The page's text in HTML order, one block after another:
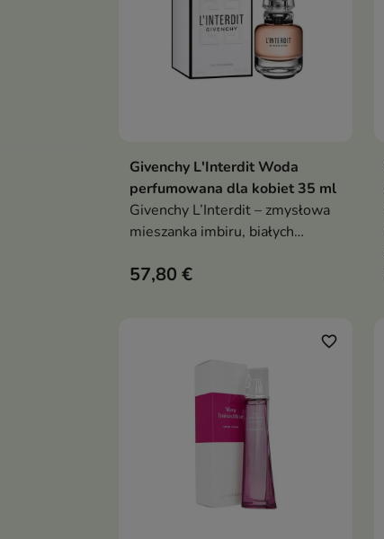
Dodaj do koszyka
Givenchy L'Interdit Woda
perfumowana dla kobiet 35 ml
Givenchy L’Interdit – zmysłowa
mieszanka imbiru, białych
drzewna elegancja dla
57,80 €
favorite_border